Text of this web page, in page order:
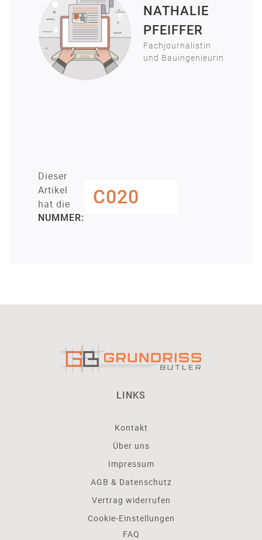
NATHALIE
PFEIFFER
Fachjournalistin
und Bauingenieurin
Dieser
Artikel
hat die
NUMMER:
C020
LINKS
Kontakt
Über uns
Impressum
AGB & Datenschutz
Vertrag widerrufen
Cookie-Einstellungen
FAQ